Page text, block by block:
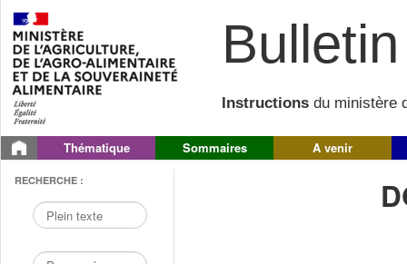
Instructions du ministère
Thématique Sommaires A venir
RECHERCHE :